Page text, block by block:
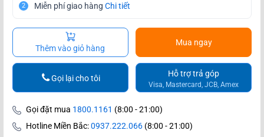
2 Miễn phí giao hàng Chi tiết
Thêm vào giỏ hàng
Mua ngay
Hỗ trợ trả góp
Visa, Mastercard, JCB, Amex
Gọi lại cho tôi
Gọi đặt mua 1800.1161 (8:00 - 21:00)
Hotline Miền Bắc:0937.222.066 (8:00 - 21:00)